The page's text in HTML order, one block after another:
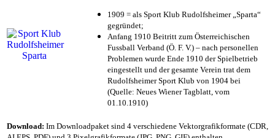
1909 = als Sport Klub Rudolfsheimer „Sparta“
gegründet;
Anfang 1910 Beitritt zum Österreichischen
Fussball Verband (Ö. F. V.) – nach personellen
Problemen wurde Ende 1910 der Spielbetrieb
eingestellt und der gesamte Verein trat dem
Rudolfsheimer Sport Klub von 1904 bei
(Quelle: Neues Wiener Tagblatt, vom
01.10.1910)
Download: Im Downloadpaket sind 4 verschiedene Vektorgrafikformate (CDR,